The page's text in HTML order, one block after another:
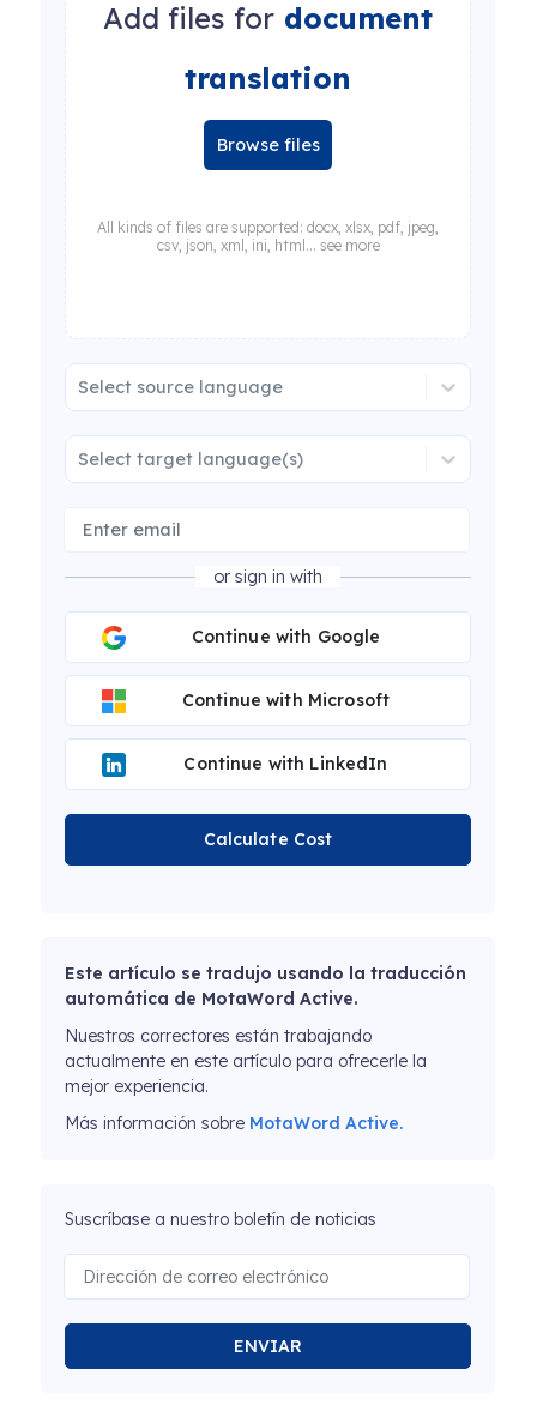
Add files for document
translation
Browse files
All kinds of files are supported: docx, xlsx, pdf, jpeg,
csv, json, xml, ini, html... see more
Select source language
Select target language(s)
or sign in with
Continue with Google
Continue with Microsoft
Continue with LinkedIn
Calculate Cost
Este artículo se tradujo usando la traducción
automática de MotaWord Active.
Nuestros correctores están trabajando
actualmente en este artículo para ofrecerle la
mejor experiencia.
Más información sobre MotaWord Active.
Suscríbase a nuestro boletín de noticias
ENVIAR